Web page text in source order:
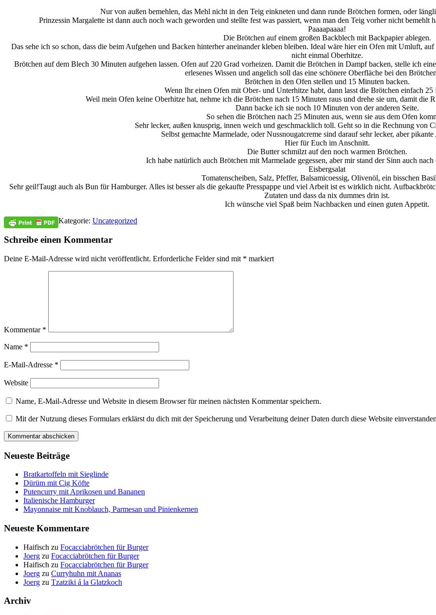
Nur von außen bemehlen, das Mehl nicht in den Teig einkneten und dann runde Brötchen formen, oder
Prinzessin Margalette ist dann auch noch wach geworden und stellte fest was passiert, wenn man den Teig vorher nicht
Paaaapaaaa!
Die Brötchen auf einem großen Backblech mit Backpapier ablegen.
Das sehe ich so schon, dass die beim Aufgehen und Backen hinterher aneinander kleben bleiben. Ideal wäre hier ein Ofen mit Umluft,
nicht einmal Oberhitze.
Brötchen auf dem Blech 30 Minuten aufgehen lassen. Ofen auf 220 Grad vorheizen. Damit die Brötchen in Dampf backen, stelle ich
erlesenes Wissen und angelich soll das eine schönere Oberfläche bei den
Brötchen in den Ofen stellen und 15 Minuten backen.
Wenn Ihr einen Ofen mit Ober- und Unterhitze habt, dann lasst die Brötchen einfach
Weil mein Ofen keine Oberhitze hat, nehme ich die Brötchen nach 15 Minuten raus und drehe sie um, damit die
Dann backe ich sie noch 10 Minuten von der anderen Seite.
So sehen die Brötchen nach 25 Minuten aus, wenn sie aus dem Ofen
Sehr lecker, außen knusprig, innen weich und geschmacklich toll. Geht so in die Rechnung von
Selbst gemachte Marmelade, oder Nussnougatcreme sind darauf sehr lecker, aber
Hier für Euch im Anschnitt.
Die Butter schmilzt auf den noch warmen Brötchen.
Ich habe natürlich auch Brötchen mit Marmelade gegessen, aber mir stand der Sinn auch
Eisbergsalat
Tomatenscheiben, Salz, Pfeffer, Balsamicoessig, Olivenöl, ein bisschen
Sehr geil!Taugt auch als Bun für Hamburger. Alles ist besser als die gekaufte Presspappe und viel Arbeit ist es wirklich nicht.
Zutaten und dass da nix dummes drin ist.
Ich wünsche viel Spaß beim Nachbacken und einen guten Appetit.
Kategorie: Uncategorized
Schreibe einen Kommentar
Deine E-Mail-Adresse wird nicht veröffentlicht. Erforderliche Felder sind mit * markiert
Kommentar *
Name *
E-Mail-Adresse *
Website
Name, E-Mail-Adresse und Website in diesem Browser für meinen nächsten Kommentar speichern.
Mit der Nutzung dieses Formulars erklärst du dich mit der Speicherung und Verarbeitung deiner Daten durch diese Website
Neueste Beiträge
Bratkartoffeln mit Sieglinde
Dürüm mit Cig Köfte
Putencurry mit Aprikosen und Bananen
Italienische Hamburger
Mayonnaise mit Knoblauch, Parmesan und Pinienkernen
Neueste Kommentare
Haifisch zu Focacciabrötchen für Burger
Joerg zu Focacciabrötchen für Burger
Haifisch zu Focacciabrötchen für Burger
Joerg zu Curryhuhn mit Ananas
Joerg zu Tzatziki á la Glatzkoch
Archiv